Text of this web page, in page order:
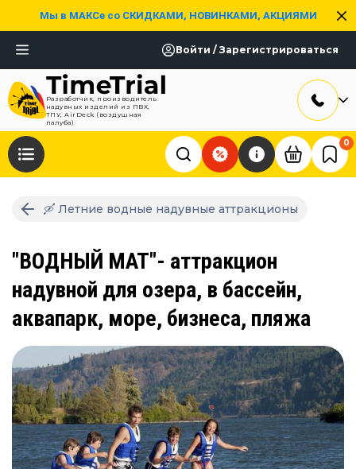
Мы в МАКСе со СКИДКАМИ, НОВИНКАМИ, АКЦИЯМИ
Войти / Зарегистрироваться
Разработчик, производитель
надувных изделий из ПВХ,
ТПУ, AirDeck (воздушная
палуба)
0
🛶 Летние водные надувные аттракционы
"ВОДНЫЙ МАТ"- аттракцион
надувной для озера, в бассейн,
аквапарк, море, бизнеса, пляжа